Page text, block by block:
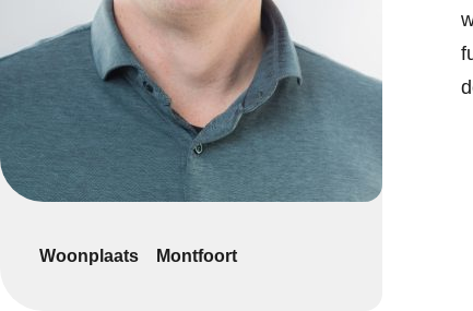
Woonplaats Montfoort